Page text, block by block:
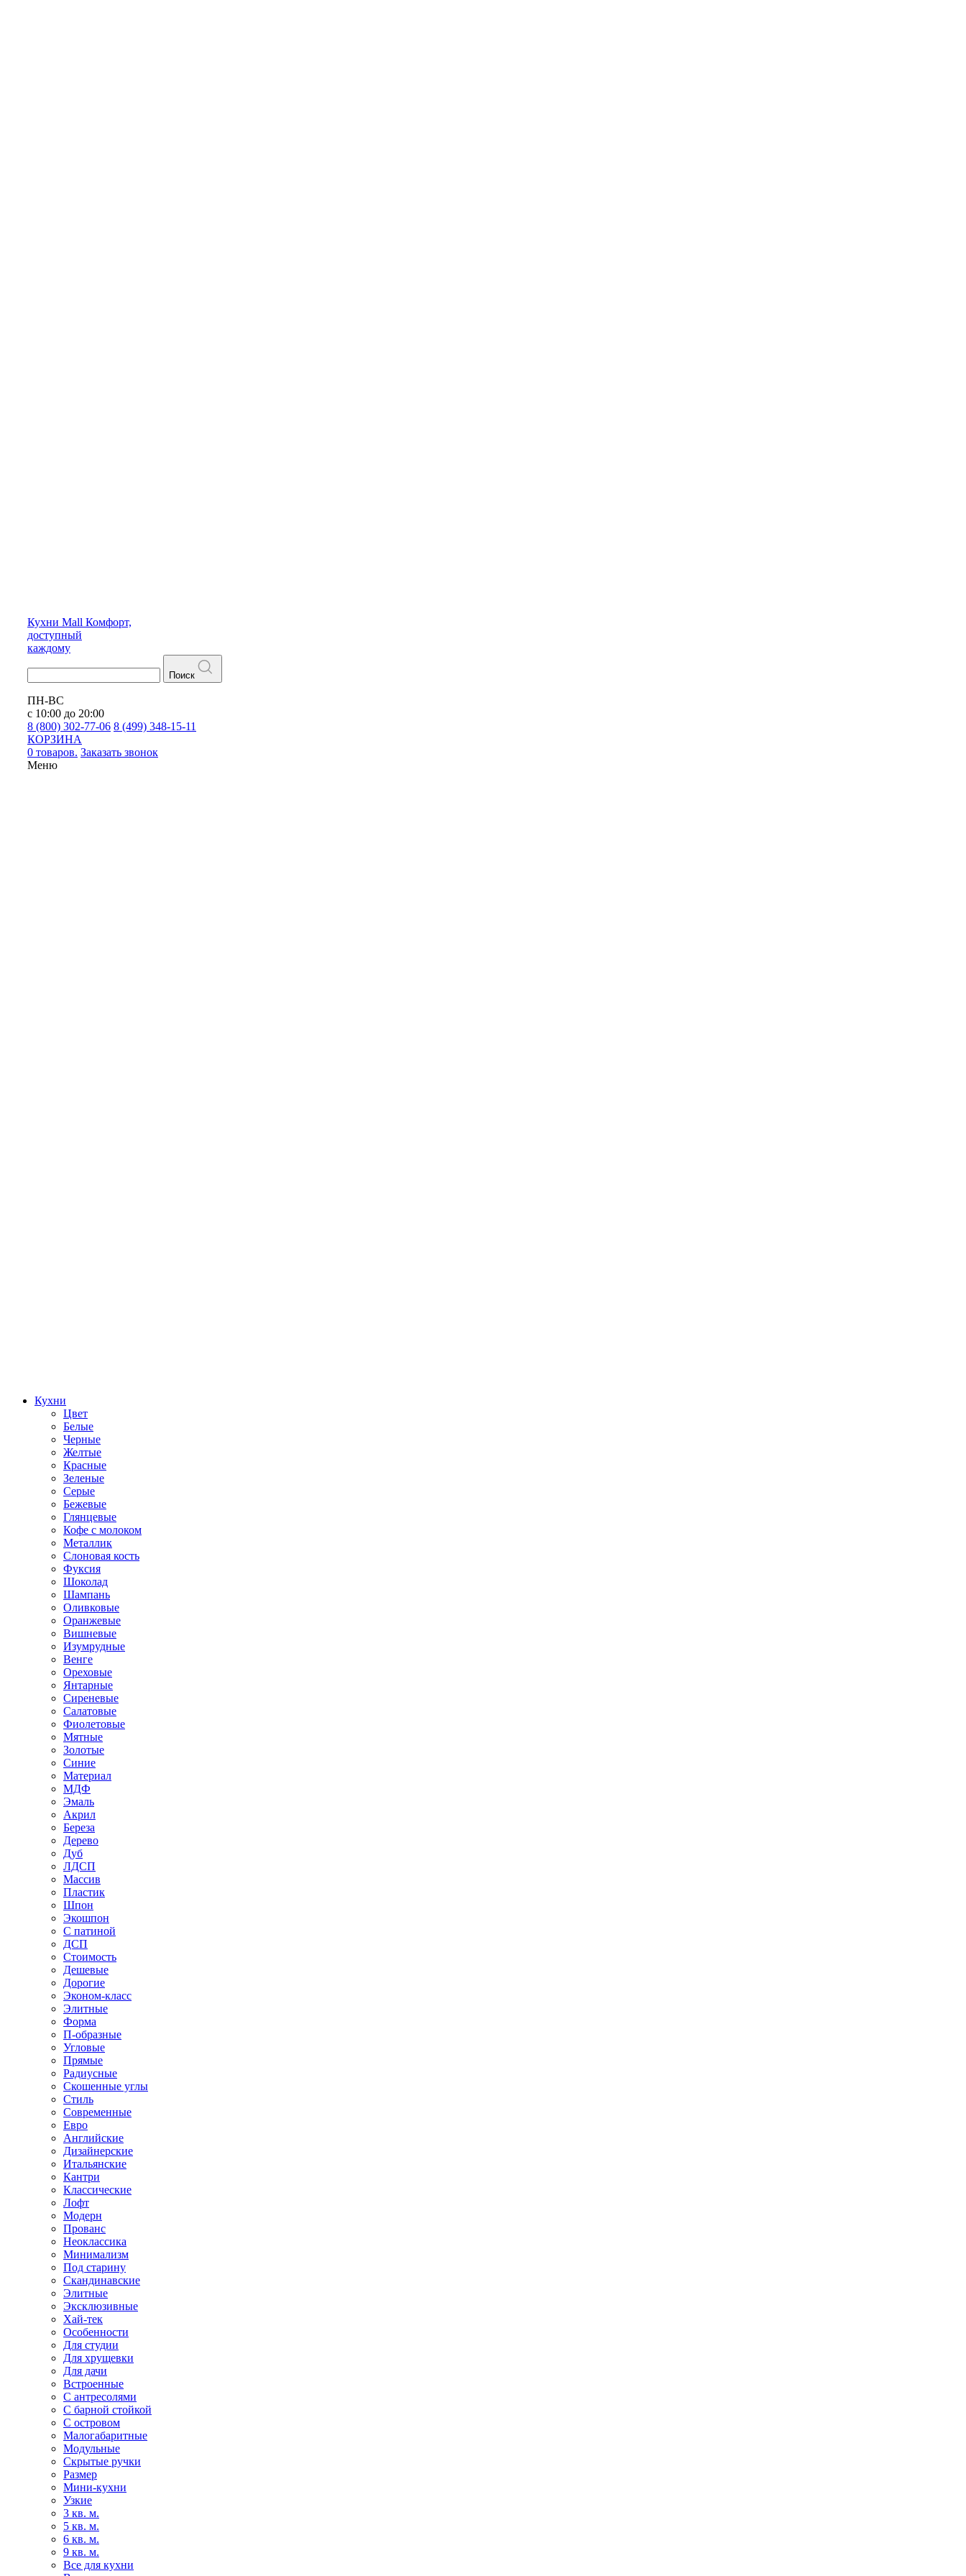
Кухни Mall Комфорт,
доступный
каждому
Поиск
ПН-ВС
с 10:00 до 20:00
8 (800) 302-77-06 8 (499) 348-15-11
КОРЗИНА
0 товаров. Заказать звонок
Меню
Кухни
Цвет
Белые
Черные
Желтые
Красные
Зеленые
Серые
Бежевые
Глянцевые
Кофе с молоком
Металлик
Слоновая кость
Фуксия
Шоколад
Шампань
Оливковые
Оранжевые
Вишневые
Изумрудные
Венге
Ореховые
Янтарные
Сиреневые
Салатовые
Фиолетовые
Мятные
Золотые
Синие
Материал
МДФ
Эмаль
Акрил
Береза
Дерево
Дуб
ЛДСП
Массив
Пластик
Шпон
Экошпон
С патиной
ДСП
Стоимость
Дешевые
Дорогие
Эконом-класс
Элитные
Форма
П-образные
Угловые
Прямые
Радиусные
Скошенные углы
Стиль
Современные
Евро
Английские
Дизайнерские
Итальянские
Кантри
Классические
Лофт
Модерн
Прованс
Неоклассика
Минимализм
Под старину
Скандинавские
Элитные
Эксклюзивные
Хай-тек
Особенности
Для студии
Для хрущевки
Для дачи
Встроенные
С антресолями
С барной стойкой
С островом
Малогабаритные
Модульные
Скрытые ручки
Размер
Мини-кухни
Узкие
3 кв. м.
5 кв. м.
6 кв. м.
9 кв. м.
Все для кухни